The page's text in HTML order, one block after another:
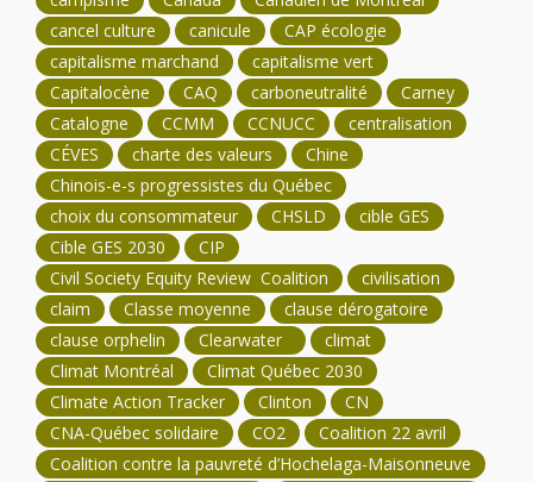
cancel culture
canicule
CAP écologie
capitalisme marchand
capitalisme vert
Capitalocène
CAQ carboneutralité
Carney
Catalogne
CCMM CCNUCC
centralisation
CÉVES
charte des valeurs
Chine
Chinois-e-s progressistes du Québec
choix du consommateur
CHSLD
cible GES
Cible GES 2030
CIP
Civil Society Equity Review Coalition
civilisation
claim
Classe moyenne
clause dérogatoire
clause orphelin
Clearwater
climat
Climat Montréal
Climat Québec 2030
Climate Action Tracker
Clinton
CN
CNA-Québec solidaire
CO2
Coalition 22 avril
Coalition contre la pauvreté d’Hochelaga-Maisonneuve